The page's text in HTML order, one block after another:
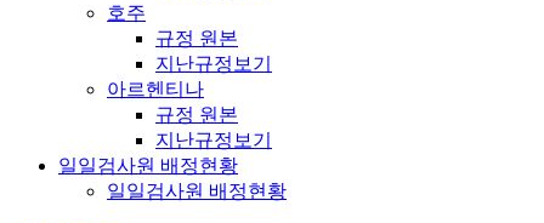
호주
규정 원본
지난규정보기
아르헨티나
규정 원본
지난규정보기
일일검사원 배정현황
일일검사원 배정현황